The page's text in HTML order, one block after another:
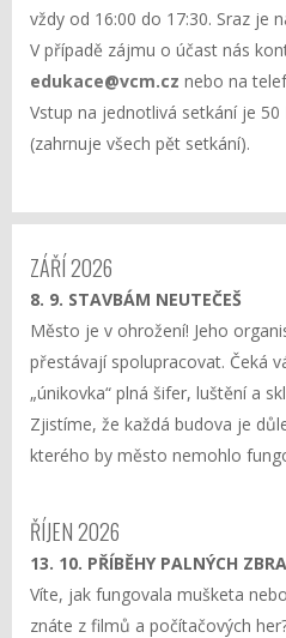
vždy od 16:00 do 17:30. Sraz je
V případě zájmu o účast nás
edukace@vcm.cz nebo na
Vstup na jednotlivá setkání je 50
(zahrnuje všech pět setkání).
ZÁŘÍ 2026
8. 9. STAVBÁM NEUTEČEŠ
Město je v ohrožení! Jeho
přestávají spolupracovat. Čeká
„únikovka“ plná šifer, luštění a
Zjistíme, že každá budova je
kterého by město nemohlo
ŘÍJEN 2026
13. 10. PŘÍBĚHY PALNÝCH
Víte, jak fungovala mušketa
znáte z filmů a počítačových